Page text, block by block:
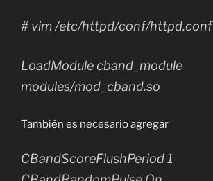
# vim /etc/httpd/conf/httpd.conf
LoadModule cband_module
modules/mod_cband.so
También es necesario agregar
CBandScoreFlushPeriod 1